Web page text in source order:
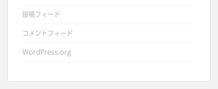
投稿フィード
コメントフィード
WordPress.org